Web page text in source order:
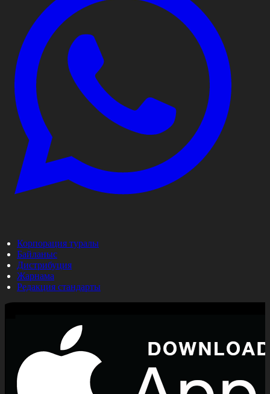
Корпорация туралы
Байланыс
Дистрибуция
Жарнама
Редакция стандарты